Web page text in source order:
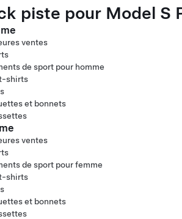
piste pour Model S
ventes
de sport pour homme
shirts
et bonnets
ventes
de sport pour femme
shirts
et bonnets